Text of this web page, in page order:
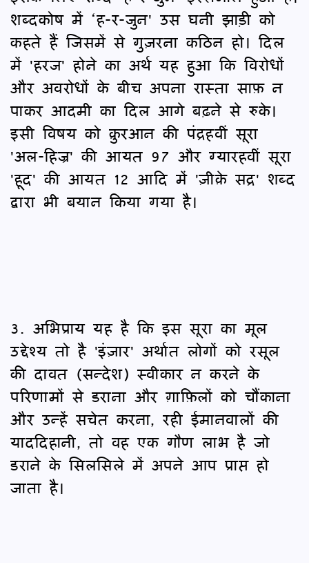
शब्दकोष में ‘ह-र-जुन' उस घनी झाड़ी को
कहते हैं जिसमें से गुज़रना कठिन हो। दिल
में 'हरज' होने का अर्थ यह हुआ कि विरोधों
और अवरोधों के बीच अपना रास्ता साफ़ न
पाकर आदमी का दिल आगे बढ़ने से रुके।
इसी विषय को क़ुरआन की पंद्रहवीं सूरा
'अल-हिज्र' की आयत 97 और ग्यारहवीं सूरा
'हूद' की आयत 12 आदि में 'ज़ीक़े सद्र' शब्द
द्वारा भी बयान किया गया है।
3. अभिप्राय यह है कि इस सूरा का मूल
उद्देश्य तो है 'इंज़ार' अर्थात लोगों को रसूल
की दावत (सन्देश) स्वीकार न करने के
परिणामों से डराना और ग़ाफ़िलों को चौंकाना
और उन्हें सचेत करना, रही ईमानवालों की
याददिहानी, तो वह एक गौण लाभ है जो
डराने के सिलसिले में अपने आप प्राप्त हो
जाता है।